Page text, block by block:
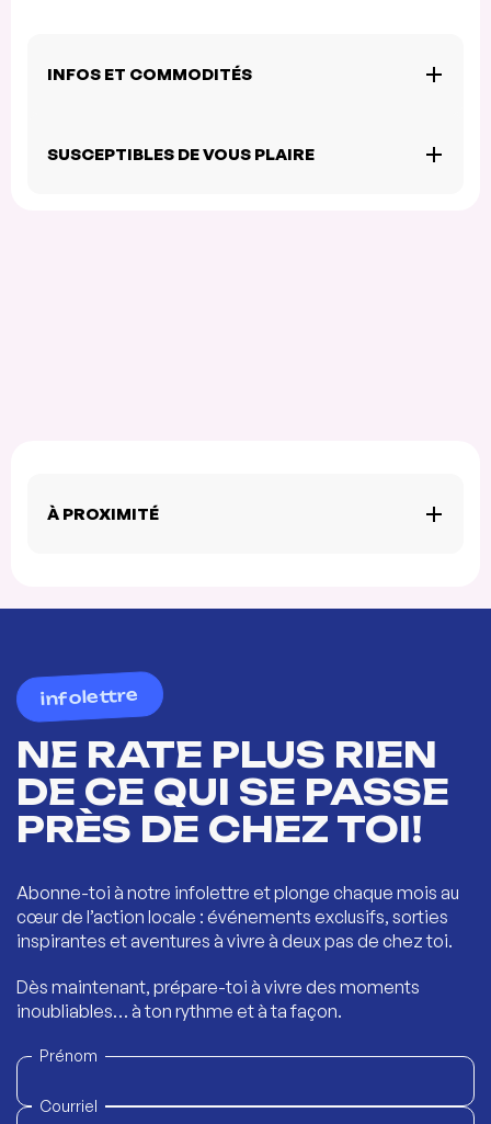
INFOS ET COMMODITÉS
SUSCEPTIBLES DE VOUS PLAIRE
À PROXIMITÉ
infolettre
NE RATE PLUS RIEN
DE CE QUI SE PASSE
PRÈS DE CHEZ TOI!
Abonne-toi à notre infolettre et plonge chaque mois au
cœur de l’action locale : événements exclusifs, sorties
inspirantes et aventures à vivre à deux pas de chez toi.
Dès maintenant, prépare-toi à vivre des moments
inoubliables… à ton rythme et à ta façon.
Prénom
Courriel